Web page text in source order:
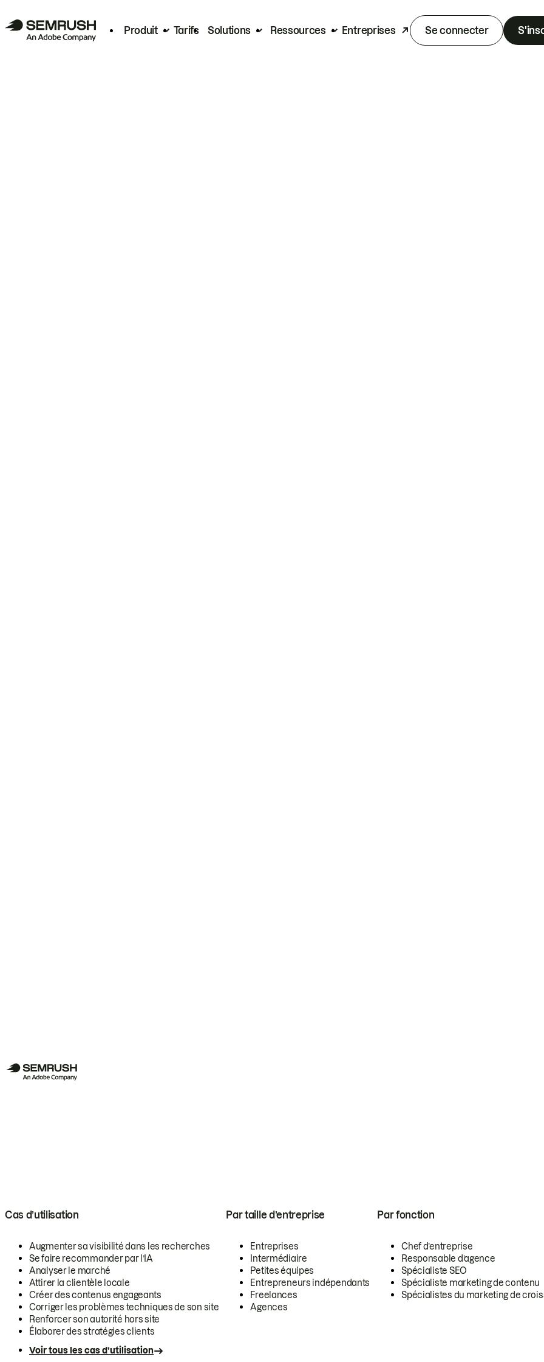
Produit Tarifs Solutions Ressources Entreprises Se connecter
Cas d’utilisation
Augmenter sa visibilité dans les recherches
Se faire recommander par l’IA
Analyser le marché
Attirer la clientèle locale
Créer des contenus engageants
Corriger les problèmes techniques de son site
Renforcer son autorité hors site
Élaborer des stratégies clients
Voir tous les cas d’utilisation
Par taille d’entreprise
Entreprises
Intermédiaire
Petites équipes
Entrepreneurs indépendants
Freelances
Agences
Par fonction
Chef d’entreprise
Responsable d’agence
Spécialiste SEO
Spécialiste marketing de contenu
Spécialistes du marketing de